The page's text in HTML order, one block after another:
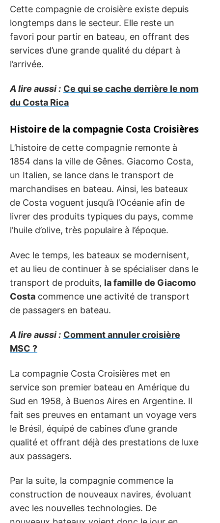
Cette compagnie de croisière existe depuis
longtemps dans le secteur. Elle reste un
favori pour partir en bateau, en offrant des
services d’une grande qualité du départ à
l’arrivée.
A lire aussi : Ce qui se cache derrière le nom
du Costa Rica
Histoire de la compagnie Costa Croisières
L’histoire de cette compagnie remonte à
1854 dans la ville de Gênes. Giacomo Costa,
un Italien, se lance dans le transport de
marchandises en bateau. Ainsi, les bateaux
de Costa voguent jusqu’à l’Océanie afin de
livrer des produits typiques du pays, comme
l’huile d’olive, très populaire à l’époque.
Avec le temps, les bateaux se modernisent,
et au lieu de continuer à se spécialiser dans le
transport de produits, la famille de Giacomo
Costa commence une activité de transport
de passagers en bateau.
A lire aussi : Comment annuler croisière
MSC ?
La compagnie Costa Croisières met en
service son premier bateau en Amérique du
Sud en 1958, à Buenos Aires en Argentine. Il
fait ses preuves en entamant un voyage vers
le Brésil, équipé de cabines d’une grande
qualité et offrant déjà des prestations de luxe
aux passagers.
Par la suite, la compagnie commence la
construction de nouveaux navires, évoluant
avec les nouvelles technologies. De